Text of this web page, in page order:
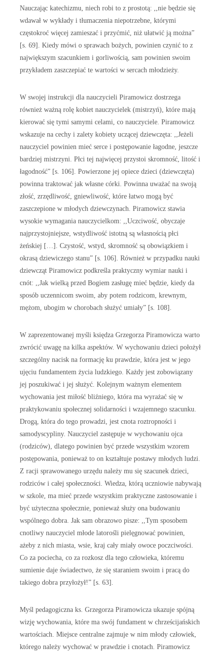
Nauczając katechizmu, niech robi to z prostotą: ,,nie będzie się
wdawał w wykłady i tłumaczenia niepotrzebne, którymi
częstokroć więcej zamieszać i przyćmić, niż ułatwić ją można”
[s. 69]. Kiedy mówi o sprawach bożych, powinien czynić to z
największym szacunkiem i gorliwością, sam powinien swoim
przykładem zaszczepiać te wartości w sercach młodzieży.
W swojej instrukcji dla nauczycieli Piramowicz dostrzega
również ważną rolę kobiet nauczycielek (mistrzyń), które mają
kierować się tymi samymi celami, co nauczyciele. Piramowicz
wskazuje na cechy i zalety kobiety uczącej dziewczęta: ,,Jeżeli
nauczyciel powinien mieć serce i postępowanie łagodne, jeszcze
bardziej mistrzyni. Płci tej najwięcej przystoi skromność, litość i
łagodność” [s. 106]. Powierzone jej opiece dzieci (dziewczęta)
powinna traktować jak własne córki. Powinna uważać na swoją
złość, zrzędliwość, gniewliwość, które łatwo mogą być
zaszczepione w młodych dziewczynach. Piramowicz stawia
wysokie wymagania nauczycielkom: ,,Uczciwość, obyczaje
najprzystojniejsze, wstydliwość istotną są własnością płci
żeńskiej […]. Czystość, wstyd, skromność są obowiązkiem i
okrasą dziewiczego stanu” [s. 106]. Również w przypadku nauki
dziewcząt Piramowicz podkreśla praktyczny wymiar nauki i
cnót: ,,Jak wielką przed Bogiem zasługę mieć będzie, kiedy da
sposób uczennicom swoim, aby potem rodzicom, krewnym,
mężom, ubogim w chorobach służyć umiały” [s. 108].
W zaprezentowanej myśli księdza Grzegorza Piramowicza warto
zwrócić uwagę na kilka aspektów. W wychowaniu dzieci położył
szczególny nacisk na formację ku prawdzie, która jest w jego
ujęciu fundamentem życia ludzkiego. Każdy jest zobowiązany
jej poszukiwać i jej służyć. Kolejnym ważnym elementem
wychowania jest miłość bliźniego, która ma wyrażać się w
praktykowaniu społecznej solidarności i wzajemnego szacunku.
Drogą, która do tego prowadzi, jest cnota roztropności i
samodyscypliny. Nauczyciel zastępuje w wychowaniu ojca
(rodziców), dlatego powinien być przede wszystkim wzorem
postępowania, ponieważ to on kształtuje postawy młodych ludzi.
Z racji sprawowanego urzędu należy mu się szacunek dzieci,
rodziców i całej społeczności. Wiedza, którą uczniowie nabywają
w szkole, ma mieć przede wszystkim praktyczne zastosowanie i
być użyteczna społecznie, ponieważ służy ona budowaniu
wspólnego dobra. Jak sam obrazowo pisze: ,,Tym sposobem
cnotliwy nauczyciel młode latorośli pielęgnować powinien,
ażeby z nich miasta, wsie, kraj cały miały owoce poczciwości.
Co za pociecha, co za rozkosz dla tego człowieka, któremu
sumienie daje świadectwo, że się staraniem swoim i pracą do
takiego dobra przyłożył!” [s. 63].
Myśl pedagogiczna ks. Grzegorza Piramowicza ukazuje spójną
wizję wychowania, które ma swój fundament w chrześcijańskich
wartościach. Miejsce centralne zajmuje w nim młody człowiek,
którego należy wychować w prawdzie i cnotach. Piramowicz